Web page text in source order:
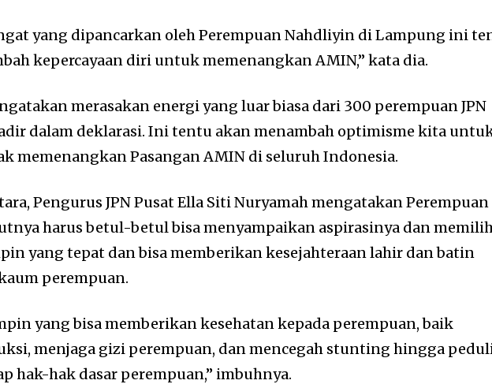
yang dipancarkan oleh Perempuan Nahdliyin di Lampung ini
kepercayaan diri untuk memenangkan AMIN,” kata dia.
merasakan energi yang luar biasa dari 300 perempuan JPN
dalam deklarasi. Ini tentu akan menambah optimisme kita
memenangkan Pasangan AMIN di seluruh Indonesia.
Pengurus JPN Pusat Ella Siti Nuryamah mengatakan Perempuan
harus betul-betul bisa menyampaikan aspirasinya dan
yang tepat dan bisa memberikan kesejahteraan lahir dan batin
perempuan.
yang bisa memberikan kesehatan kepada perempuan, baik
menjaga gizi perempuan, dan mencegah stunting hingga
hak-hak dasar perempuan,” imbuhnya.